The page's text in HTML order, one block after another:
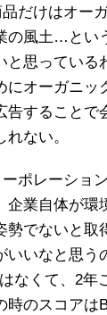
だけはオー
の風土…とい
と思っている
にオーガニッ
告することで
ない。
ポレーショ
企業自体が環
でないと取
いいなと思う
なくて、2年
時のスコアは